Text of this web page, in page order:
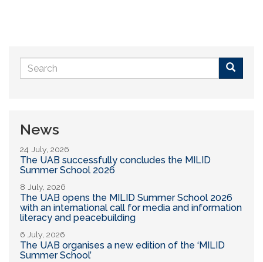
Search
form
News
24 July, 2026
The UAB successfully concludes the MILID
Summer School 2026
8 July, 2026
The UAB opens the MILID Summer School 2026
with an international call for media and information
literacy and peacebuilding
6 July, 2026
The UAB organises a new edition of the ‘MILID
Summer School’